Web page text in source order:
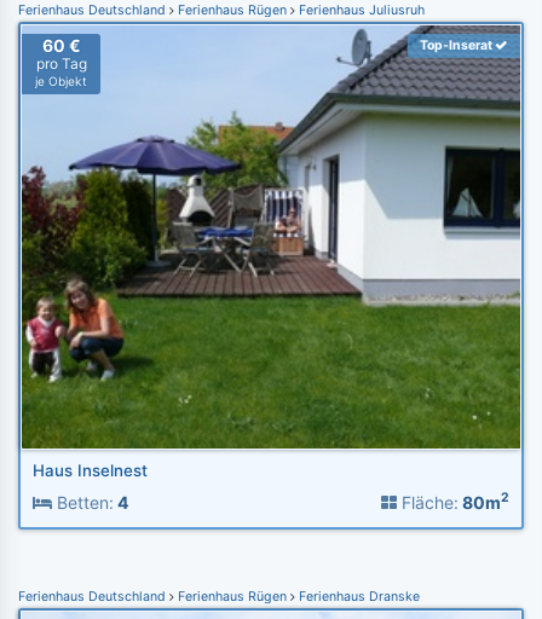
Ferienhaus Deutschland Ferienhaus Rügen Ferienhaus Juliusruh
60 €
pro Tag
je Objekt
Top-Inserat
Haus Inselnest
Betten: 4 Fläche: 80m2
Ferienhaus Deutschland Ferienhaus Rügen Ferienhaus Dranske